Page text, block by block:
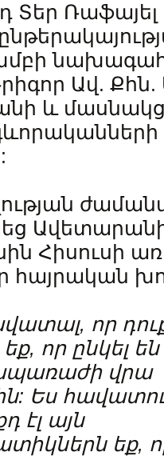
Տեր
նախագահ
Ավ. Քհն.
և
Հիսուսի
հայրական
, որ
եք, որ ընկել են
վրա
: Ես
էլ այն
եք,